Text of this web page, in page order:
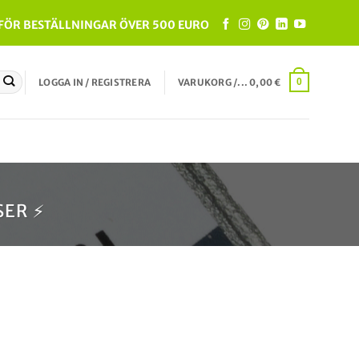
BESTÄLLNINGAR ÖVER 500 EURO
LOGGA IN / REGISTRERA VARUKORG /...0,00€ 0
⚡️